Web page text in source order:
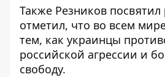
Также Резников посвятил
отметил, что во всем
тем, как украинцы
российской агрессии и
свободу.